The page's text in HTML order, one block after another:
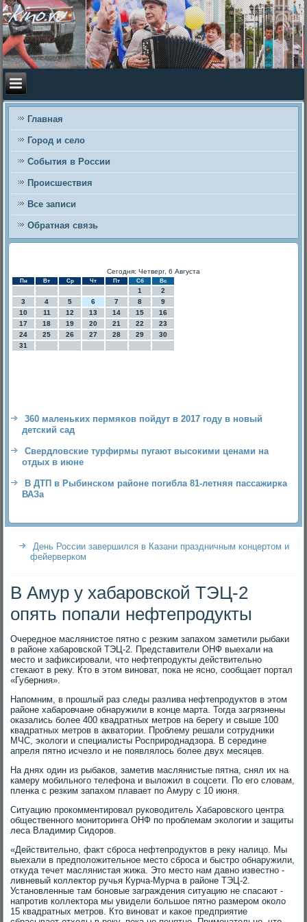
Главная
Город и село
События в России
Происшествия
Все записи
Обратная связь
Сегодня: Четверг, 6 Августа
Пн Вт Ср Чт Пт Сб Вс
1
2
3
4 5 6 7 8
9
10
11 12 13 14 15
16
17
18 19 20 21 22
23
24
25 26 27 28 29
30
31
360 маленьких пермяков пойдут в 2017 году в новый
детский сад
Свердловские турфирмы пугают высокими ценами на
отдых в июне
В ДТП в Рыбинском районе погибла 81-летняя пассажирка
ВАЗа
День России завершился в Казани праздничным концертом и
фейерверком
В Амур у хабаровской ТЭЦ-2
опять попали нефтепродукты
Очередное маслянистое пятно с резким запахом заметили рыбаки
в районе хабаровской ТЭЦ-2. Представители ОНФ выехали на
место и зафиксировали, что нефтепродукты действительно
стекают в реку. Кто в этом виноват, пока не ясно, сообщает портал
«Губерния».
Напомним, в прошлый раз следы разлива нефтепродуктов в этом
районе хабаровчане обнаружили в конце марта. Тогда загрязнены
оказались более 400 квадратных метров на берегу и свыше 100
квадратных метров в акватории. Проблему решали сотрудники
МЧС, экологи и специалисты Росприроднадзора. В середине
апреля пятно исчезло и не появлялось более двух месяцев.
На днях один из рыбаков, заметив маслянистые пятна, снял их на
камеру мобильного телефона и выложил в соцсети. По его словам,
пленка с резким запахом плавает по Амуру с 10 июня.
Ситуацию прокомментировал руководитель Хабаровского центра
общественного мониторинга ОНФ по проблемам экологии и защиты
леса Владимир Сидоров.
«Действительно, факт сброса нефтепродуктов в реку налицо. Мы
выехали в предположительное место сброса и быстро обнаружили,
откуда течет маслянистая жижа. Это место нам давно известно -
ливневый коллектор ручья Курча-Мурча в районе ТЭЦ-2.
Установленные там боновые заграждения ситуацию не спасают -
напротив коллектора мы увидели большое пятно размером около
15 квадратных метров. Кто виноват и какое предприятие